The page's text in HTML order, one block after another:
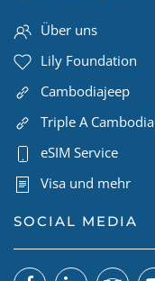
Über uns
Lily Foundation
Cambodiajeep
Triple A Cambodia
eSIM Service
Visa und mehr
SOCIAL MEDIA